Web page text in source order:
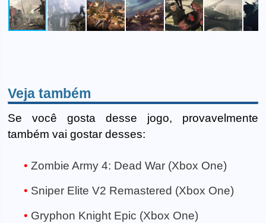
Veja também
Se você gosta desse jogo, provavelmente
também vai gostar desses:
Zombie Army 4: Dead War (Xbox One)
Sniper Elite V2 Remastered (Xbox One)
Gryphon Knight Epic (Xbox One)